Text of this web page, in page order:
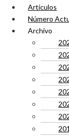
Artículos
Número
Archivo